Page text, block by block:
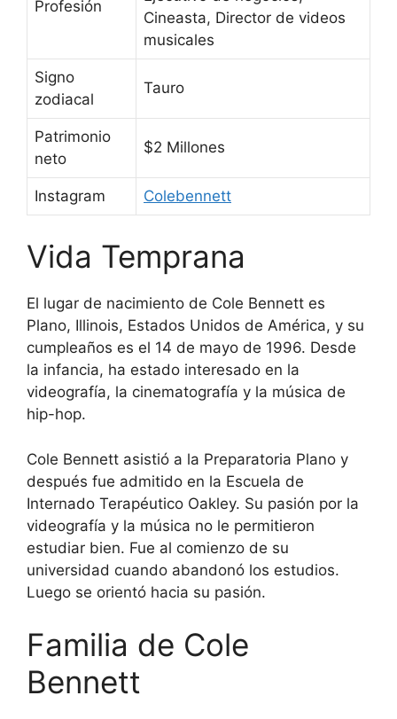
Profesión
Cineasta, Director de videos
musicales
Signo
zodiacal
Tauro
Patrimonio
neto
$2 Millones
Instagram Colebennett
Vida Temprana
El lugar de nacimiento de Cole Bennett es
Plano, Illinois, Estados Unidos de América, y su
cumpleaños es el 14 de mayo de 1996. Desde
la infancia, ha estado interesado en la
videografía, la cinematografía y la música de
hip-hop.
Cole Bennett asistió a la Preparatoria Plano y
después fue admitido en la Escuela de
Internado Terapéutico Oakley. Su pasión por la
videografía y la música no le permitieron
estudiar bien. Fue al comienzo de su
universidad cuando abandonó los estudios.
Luego se orientó hacia su pasión.
Familia de Cole
Bennett